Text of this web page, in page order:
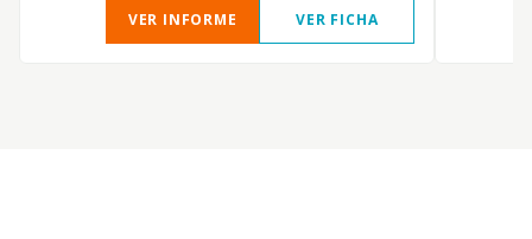
VER INFORME VER FICHA